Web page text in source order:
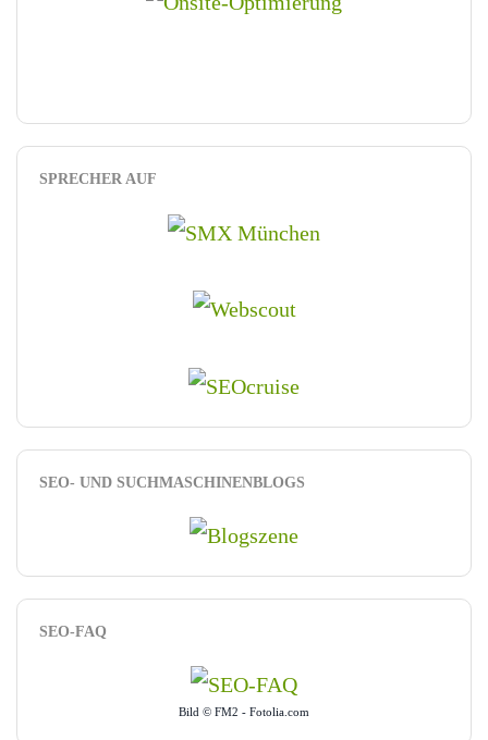
SPRECHER AUF
SEO- UND SUCHMASCHINENBLOGS
SEO-FAQ
Bild © FM2 - Fotolia.com